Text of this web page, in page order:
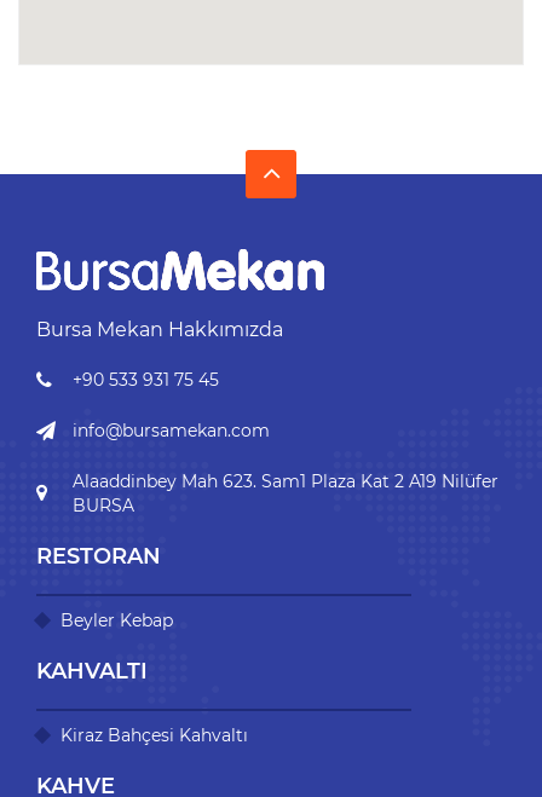
Bursa Mekan Hakkımızda
+90 533 931 75 45
info@bursamekan.com
Alaaddinbey Mah 623. Sam1 Plaza Kat 2 A19 Nilüfer
BURSA
RESTORAN
Beyler Kebap
KAHVALTI
Kiraz Bahçesi Kahvaltı
KAHVE